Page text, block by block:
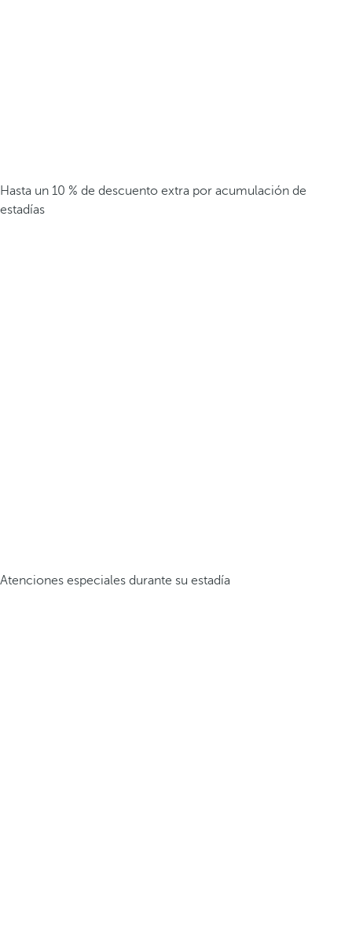
Hasta un 10 % de descuento extra por acumulación de
estadías
Atenciones especiales durante su estadía